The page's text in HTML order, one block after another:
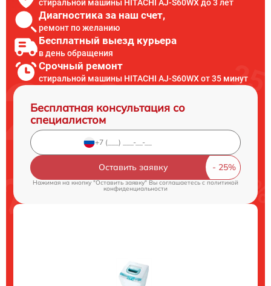
стиральной машины HITACHI AJ-S60WX до 3 лет
Диагностика за наш счет,
ремонт по желанию
Бесплатный выезд курьера
в день обращения
Срочный ремонт
стиральной машины HITACHI AJ-S60WX от 35 минут
Бесплатная консультация со
специалистом
Оставить заявку
Нажимая на кнопку "Оставить заявку" Вы соглашаетесь cполитикой
конфиденциальности